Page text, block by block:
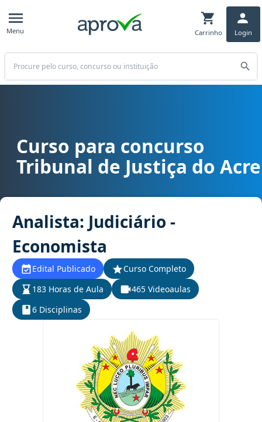
Menu Carrinho Login
Buscar
Curso para concurso TJ AC - Tribunal de Justiça do Acre cargo
Curso para concurso
Tribunal de Justiça do Acre
Analista: Judiciário -
Economista
Edital Publicado
Curso Completo
183 Horas de Aula
465 Videoaulas
6 Disciplinas